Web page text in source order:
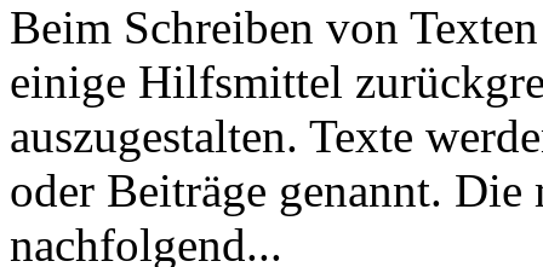
Beim Schreiben von
einige Hilfsmittel
auszugestalten. Texte
oder Beiträge genannt.
nachfolgend...